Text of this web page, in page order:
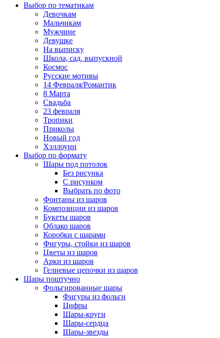
Выбор по тематикам
Девочкам
Мальчикам
Мужчине
Девушке
На выписку
Школа, сад, выпускной
Космос
Русские мотивы
14 Февраля/Романтик
8 Марта
Свадьба
23 февраля
Тропики
Приколы
Новый год
Хэллоуин
Выбор по формату
Шары под потолок
Без рисунка
С рисунком
Выбрать по фото
Фонтаны из шаров
Композиции из шаров
Букеты шаров
Облако шаров
Коробки с шарами
Фигуры, стойки из шаров
Цветы из шаров
Арки из шаров
Гелиевые цепочки из шаров
Шары поштучно
Фольгированные шары
Фигуры из фольги
Цифры
Шары-круги
Шары-сердца
Шары-звезды